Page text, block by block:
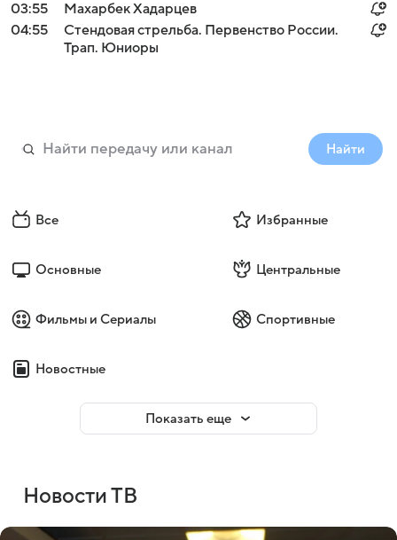
03:55
Махарбек Хадарцев
04:55
Стендовая стрельба. Первенство России.
Трап. Юниоры
Найти
Все Избранные
Основные Центральные
Фильмы и Сериалы Спортивные
Новостные
Показать еще
Новости ТВ